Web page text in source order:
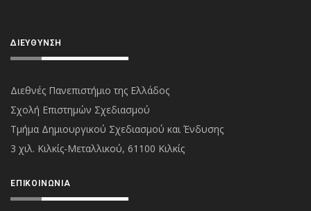
ΔΙΕΎΘΥΝΣΗ
Διεθνές Πανεπιστήμιο της Ελλάδος
Σχολή Επιστημών Σχεδιασμού
Τμήμα Δημιουργικού Σχεδιασμού και Ένδυσης
3 χιλ. Κιλκίς-Μεταλλικού, 61100 Κιλκίς
ΕΠΙΚΟΙΝΩΝΊΑ